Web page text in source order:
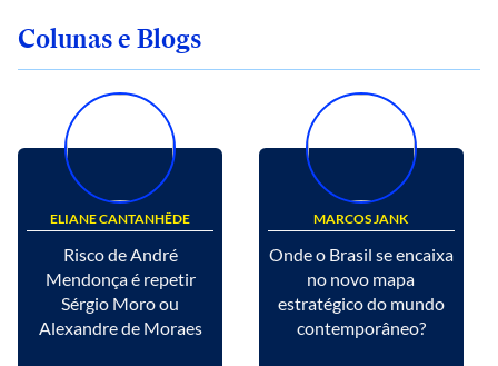
Colunas e Blogs
ELIANE CANTANHÊDE
Risco de André
Mendonça é repetir
Sérgio Moro ou
Alexandre de Moraes
MARCOS JANK
Onde o Brasil se encaixa
no novo mapa
estratégico do mundo
contemporâneo?